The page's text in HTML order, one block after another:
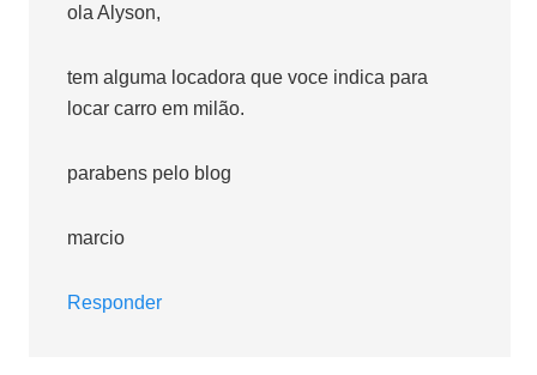
ola Alyson,
tem alguma locadora que voce indica para
locar carro em milão.
parabens pelo blog
marcio
Responder